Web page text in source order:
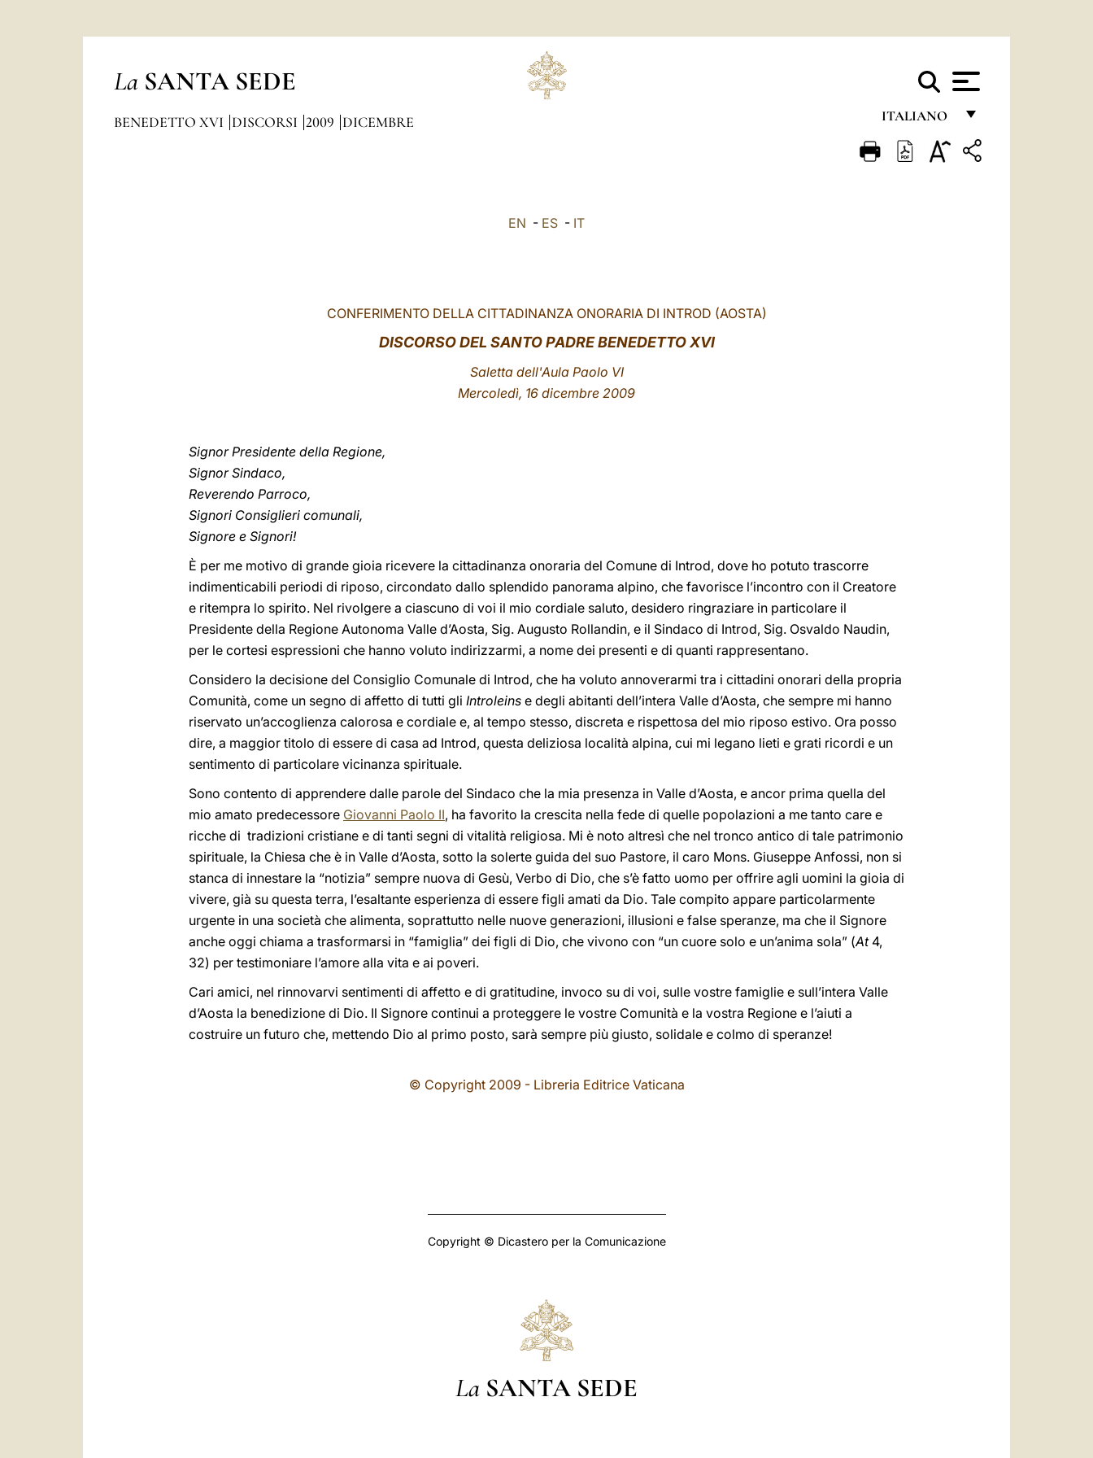
La SANTA SEDE
ITALIANO
FRANÇAIS
BENEDETTO XVI DISCORSI 2009 DICEMBRE
EN - ES - IT
CONFERIMENTO DELLA CITTADINANZA ONORARIA DI INTROD (AOSTA)
DISCORSO DEL SANTO PADRE BENEDETTO XVI
Saletta dell'Aula Paolo VI
Mercoledì, 16 dicembre 2009
Signor Presidente della Regione,
Signor Sindaco,
Reverendo Parroco,
Signori Consiglieri comunali,
Signore e Signori!
È per me motivo di grande gioia ricevere la cittadinanza onoraria del Comune di Introd, dove ho potuto trascorre
indimenticabili periodi di riposo, circondato dallo splendido panorama alpino, che favorisce l’incontro con il Creatore
e ritempra lo spirito. Nel rivolgere a ciascuno di voi il mio cordiale saluto, desidero ringraziare in particolare il
Presidente della Regione Autonoma Valle d’Aosta, Sig. Augusto Rollandin, e il Sindaco di Introd, Sig. Osvaldo Naudin,
per le cortesi espressioni che hanno voluto indirizzarmi, a nome dei presenti e di quanti rappresentano.
Considero la decisione del Consiglio Comunale di Introd, che ha voluto annoverarmi tra i cittadini onorari della propria
Comunità, come un segno di affetto di tutti gli Introleins e degli abitanti dell’intera Valle d’Aosta, che sempre mi hanno
riservato un’accoglienza calorosa e cordiale e, al tempo stesso, discreta e rispettosa del mio riposo estivo. Ora posso
dire, a maggior titolo di essere di casa ad Introd, questa deliziosa località alpina, cui mi legano lieti e grati ricordi e un
sentimento di particolare vicinanza spirituale.
Sono contento di apprendere dalle parole del Sindaco che la mia presenza in Valle d’Aosta, e ancor prima quella del
mio amato predecessore Giovanni Paolo II, ha favorito la crescita nella fede di quelle popolazioni a me tanto care e
ricche di tradizioni cristiane e di tanti segni di vitalità religiosa. Mi è noto altresì che nel tronco antico di tale patrimonio
spirituale, la Chiesa che è in Valle d’Aosta, sotto la solerte guida del suo Pastore, il caro Mons. Giuseppe Anfossi, non si
stanca di innestare la “notizia” sempre nuova di Gesù, Verbo di Dio, che s’è fatto uomo per offrire agli uomini la gioia di
vivere, già su questa terra, l’esaltante esperienza di essere figli amati da Dio. Tale compito appare particolarmente
urgente in una società che alimenta, soprattutto nelle nuove generazioni, illusioni e false speranze, ma che il Signore
anche oggi chiama a trasformarsi in “famiglia” dei figli di Dio, che vivono con “un cuore solo e un’anima sola” (At4,
32) per testimoniare l’amore alla vita e ai poveri.
Cari amici, nel rinnovarvi sentimenti di affetto e di gratitudine, invoco su di voi, sulle vostre famiglie e sull’intera Valle
d’Aosta la benedizione di Dio. Il Signore continui a proteggere le vostre Comunità e la vostra Regione e l’aiuti a
costruire un futuro che, mettendo Dio al primo posto, sarà sempre più giusto, solidale e colmo di speranze!
© Copyright 2009 - Libreria Editrice Vaticana
Copyright © Dicastero per la Comunicazione
La SANTA SEDE